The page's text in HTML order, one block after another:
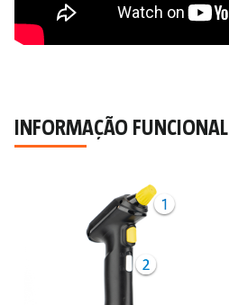
INFORMAÇÃO FUNCIONAL